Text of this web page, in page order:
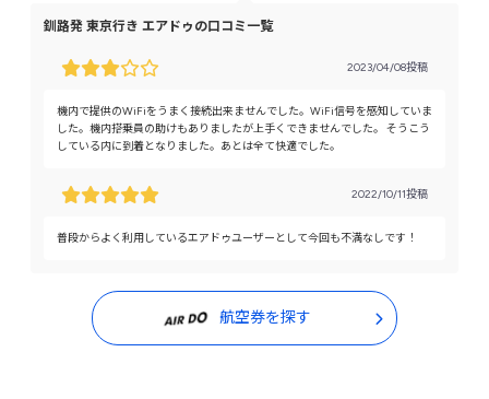
釧路発 東京行き エアドゥの口コミ一覧
2023/04/08投稿
機内で提供のWiFiをうまく接続出来ませんでした。WiFi信号を感知していま
した。機内搭乗員の助けもありましたが上手くできませんでした。 そうこう
している内に到着となりました。あとは全て快適でした。
2022/10/11投稿
普段からよく利用しているエアドゥユーザーとして今回も不満なしです！
航空券を探す